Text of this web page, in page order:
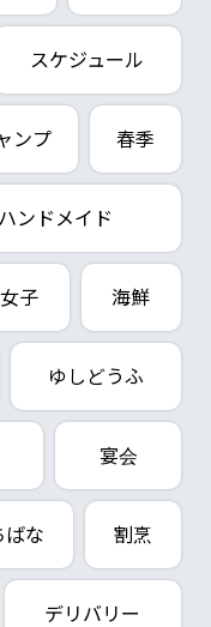
スケジュール
ンプ 春季
ハンドメイド
子 海鮮
ゆしどうふ
宴会
ばな 割烹
デリバリー